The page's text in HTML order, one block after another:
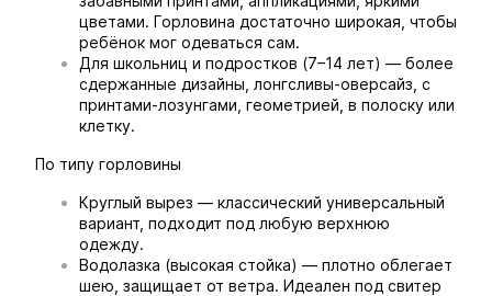
цветами. Горловина достаточно широкая, чтобы
ребёнок мог одеваться сам.
Для школьниц и подростков (7–14 лет) — более
сдержанные дизайны, лонгсливы-оверсайз, с
принтами-лозунгами, геометрией, в полоску или
клетку.
По типу горловины
Круглый вырез — классический универсальный
вариант, подходит под любую верхнюю
одежду.
Водолазка (высокая стойка) — плотно облегает
шею, защищает от ветра. Идеален под свитер